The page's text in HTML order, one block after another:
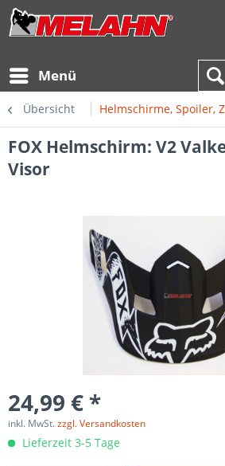
Menü
Übersicht Helmschirme, Spoiler,
FOX Helmschirm: V2
Visor
24,99 € *
inkl. MwSt.zzgl. Versandkosten
Lieferzeit 3-5 Tage